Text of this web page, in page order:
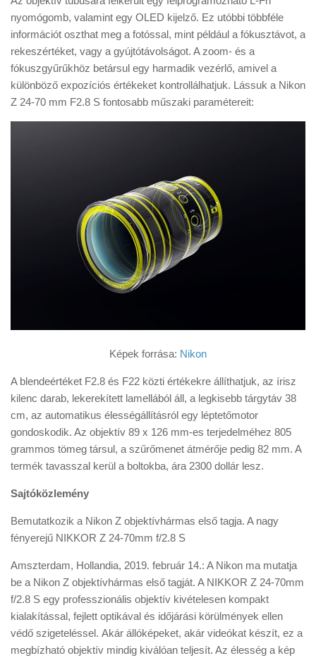
nyomógomb, valamint egy OLED kijelző. Ez utóbbi többféle
információt oszthat meg a fotóssal, mint például a fókusztávot, a
rekeszértéket, vagy a gyújtótávolságot. A zoom- és a
fókuszgyűrűkhöz betársul egy harmadik vezérlő, amivel a
különböző expozíciós értékeket kontrollálhatjuk. Lássuk a Nikon
Z 24-70 mm F2.8 S fontosabb műszaki paramétereit:
Képek forrása: Nikon
A blendeértéket F2.8 és F22 közti értékekre állíthatjuk, az írisz
kilenc darab, lekerekített lamellából áll, a legkisebb tárgytáv 38
cm, az automatikus élességállításról egy léptetőmotor
gondoskodik. Az objektív 89 x 126 mm-es terjedelméhez 805
grammos tömeg társul, a szűrőmenet átmérője pedig 82 mm. A
termék tavasszal kerül a boltokba, ára 2300 dollár lesz.
Sajtóközlemény
Bemutatkozik a Nikon Z objektívhármas első tagja. A nagy
fényerejű NIKKOR Z 24-70mm f/2.8 S
Amszterdam, Hollandia, 2019. február 14.: A Nikon ma mutatja
be a Nikon Z objektívhármas első tagját. A NIKKOR Z 24-70mm
f/2.8 S egy professzionális objektív kivételesen kompakt
kialakítással, fejlett optikával és időjárási körülmények ellen
védő szigeteléssel. Akár állóképeket, akár videókat készít, ez a
megbízható objektív mindig kiválóan teljesít. Az élesség a kép